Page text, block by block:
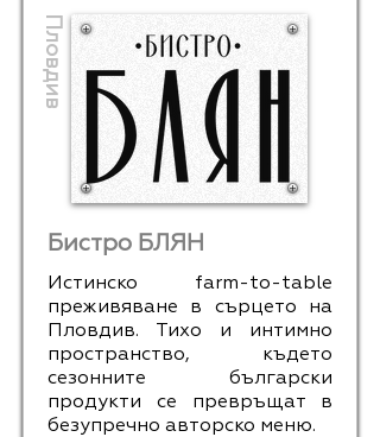
Пловдив
Бистро БЛЯН
Истинско farm-to-table
преживяване в сърцето на
Пловдив. Тихо и интимно
пространство, където
сезонните български
продукти се превръщат в
безупречно авторско меню.